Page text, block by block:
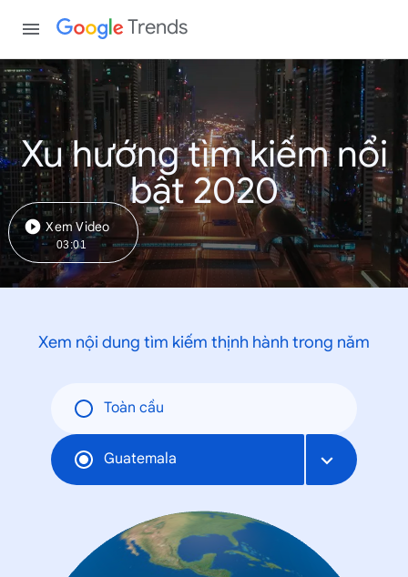
Trends
Xu hướng tìm kiếm nổi
bật 2020
Xem Video
03:01
Xem nội dung tìm kiếm thịnh hành trong năm
Toàn cầu
Guatemala